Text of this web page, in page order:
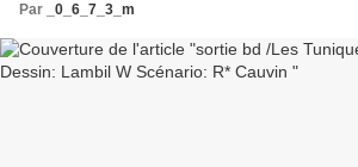
Par
_0_6_7_3_m